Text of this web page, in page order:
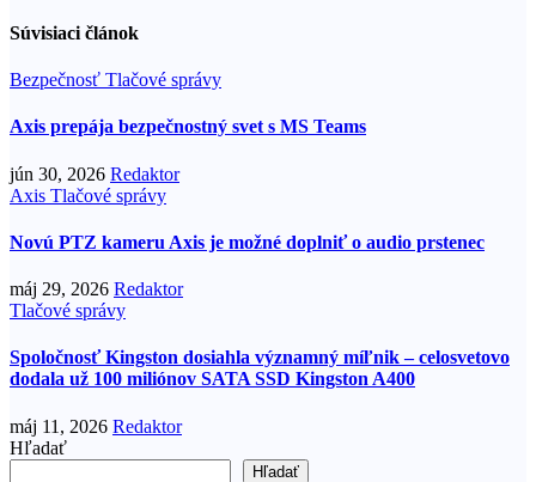
Súvisiaci článok
Bezpečnosť Tlačové správy
Axis prepája bezpečnostný svet s MS Teams
jún 30, 2026 Redaktor
Axis Tlačové správy
Novú PTZ kameru Axis je možné doplniť o audio prstenec
máj 29, 2026 Redaktor
Tlačové správy
Spoločnosť Kingston dosiahla významný míľnik – celosvetovo
dodala už 100 miliónov SATA SSD Kingston A400
máj 11, 2026 Redaktor
Hľadať
Hľadať